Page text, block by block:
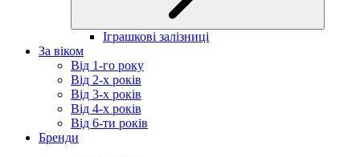
Іграшкові залізниці
За віком
Від 1-го року
Від 2-х років
Від 3-х років
Від 4-х років
Від 6-ти років
Бренди